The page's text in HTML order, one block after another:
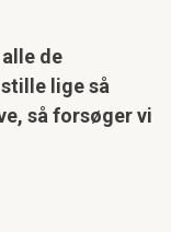
de
lige så
så forsøger vi